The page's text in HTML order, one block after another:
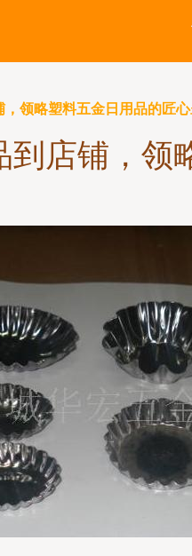
领略塑料五金日用品的匠
店铺，领